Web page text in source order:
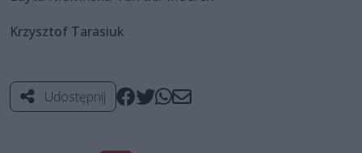
Krzysztof Tarasiuk
Udostępnij